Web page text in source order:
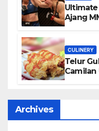
Ajang
CULINERY
Telur
Camilan
Archives